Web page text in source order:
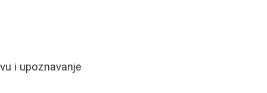
i upoznavanje